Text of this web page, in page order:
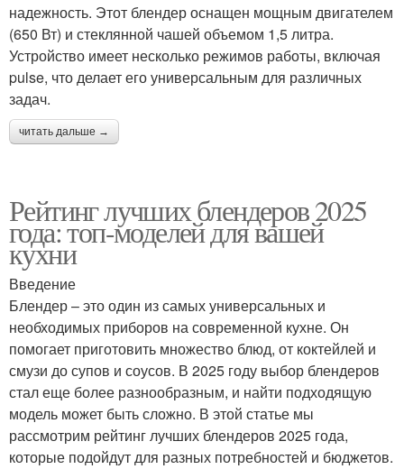
надежность. Этот блендер оснащен мощным двигателем
(650 Вт) и стеклянной чашей объемом 1,5 литра.
Устройство имеет несколько режимов работы, включая
pulse, что делает его универсальным для различных
задач.
читать дальше →
Рейтинг лучших блендеров 2025
года: топ-моделей для вашей
кухни
Введение
Блендер – это один из самых универсальных и
необходимых приборов на современной кухне. Он
помогает приготовить множество блюд, от коктейлей и
смузи до супов и соусов. В 2025 году выбор блендеров
стал еще более разнообразным, и найти подходящую
модель может быть сложно. В этой статье мы
рассмотрим рейтинг лучших блендеров 2025 года,
которые подойдут для разных потребностей и бюджетов.